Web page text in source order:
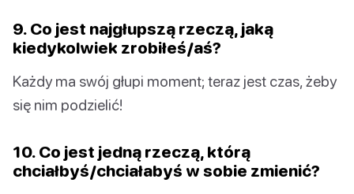
9. Co jest najgłupszą rzeczą, jaką
kiedykolwiek zrobiłeś/aś?
Każdy ma swój głupi moment; teraz jest czas, żeby
się nim podzielić!
10. Co jest jedną rzeczą, którą
chciałbyś/chciałabyś w sobie zmienić?